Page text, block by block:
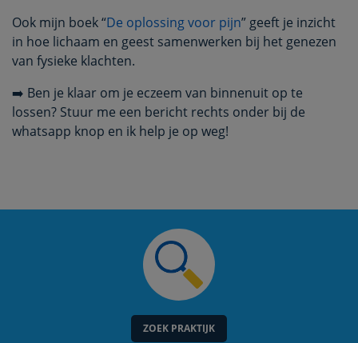
Ook mijn boek “De oplossing voor pijn” geeft je inzicht
in hoe lichaam en geest samenwerken bij het genezen
van fysieke klachten.
➡️ Ben je klaar om je eczeem van binnenuit op te
lossen? Stuur me een bericht rechts onder bij de
whatsapp knop en ik help je op weg!
ZOEK PRAKTIJK